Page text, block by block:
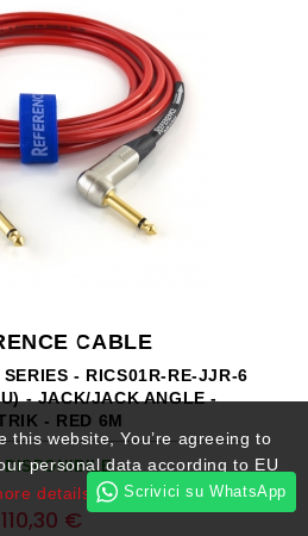
CABLE
- RICS01R-RE-JJR-6
- JACK/JACK ANGLE -
- RED 6M
-
0Prezzo
110,30 €
this website, You’re agreeing to
personal data according to EU
details I ACCEPT
Scrivici su WhatsApp